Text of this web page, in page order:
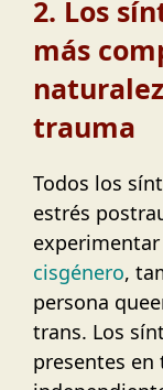
2. Los
más
trauma
Todos los
estrés
cisgénero,
persona
trans. Los
presentes en